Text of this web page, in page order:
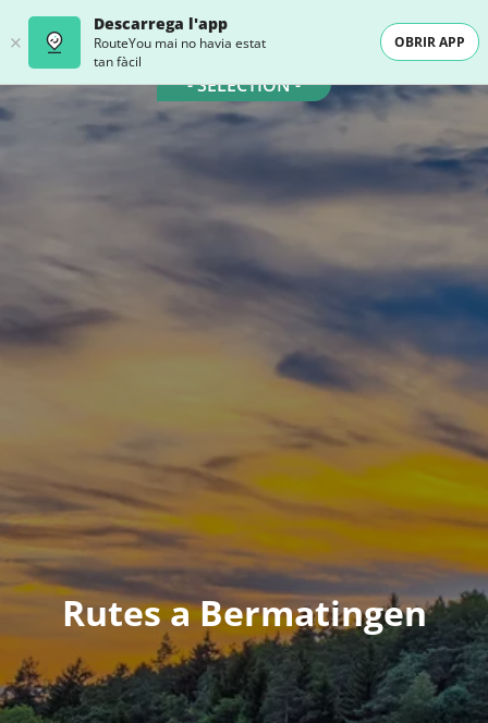
Descarrega l'app
RouteYou mai no havia estat
tan fàcil
OBRIR APP
- SELECTION -
Rutes a Bermatingen